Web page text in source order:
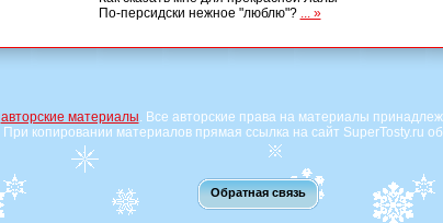
По-персидски нежное "люблю"? ... »
авторские материалы. Все авторские права на материалы
При копировании материалов прямая ссылка на сайт SuperTosty.ru
Обратная связь